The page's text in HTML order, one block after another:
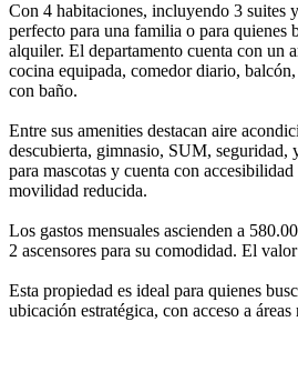
Con 4 habitaciones, incluyendo 3 suites
perfecto para una familia o para quienes
alquiler. El departamento cuenta con un
cocina equipada, comedor diario,
con baño.
Entre sus amenities destacan aire
descubierta, gimnasio, SUM, seguridad,
para mascotas y cuenta con accesibilidad
movilidad reducida.
Los gastos mensuales ascienden a
2 ascensores para su comodidad. El
Esta propiedad es ideal para quienes
ubicación estratégica, con acceso a